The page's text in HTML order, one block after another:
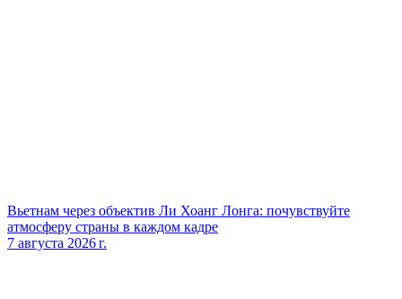
Вьетнам через объектив Ли Хоанг Лонга: почувствуйте
атмосферу страны в каждом кадре
7 августа 2026 г.